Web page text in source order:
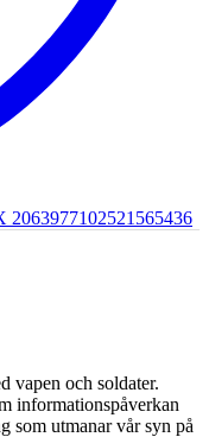
2063977102521565436
vapen och soldater.
informationspåverkan
som utmanar vår syn på